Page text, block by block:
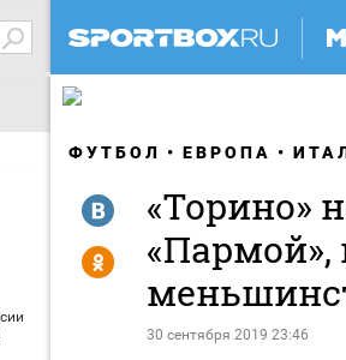
ФУТБОЛ ЕВРОПА
«Торино»
«Пармой»,
30 сентября 2019 23:46
R
Y